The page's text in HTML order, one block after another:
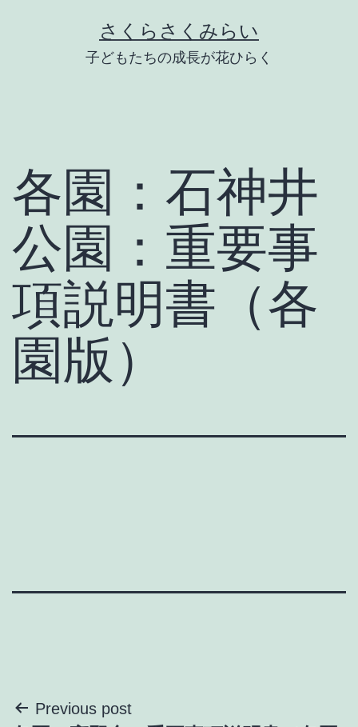
さくらさくみらい
子どもたちの成長が花ひらく
各園：石神井
公園：重要事
項説明書（各
園版）
投Previous post